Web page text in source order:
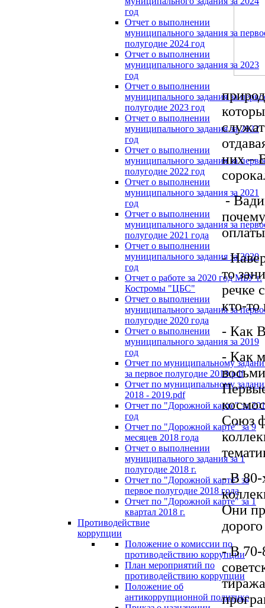
год
Отчет о выполнении
муниципального задания за
полугодие 2024 год
Отчет о выполнении
муниципального задания за 2023
год
Отчет о выполнении
муниципального задания за
полугодие 2023 год
Отчет о выполнении
муниципального задания за 2022
год
Отчет о выполнении
муниципального задания за
полугодие 2022 год
Отчет о выполнении
муниципального задания за 2021
год
Отчет о выполнении
муниципального задания за
полугодие 2021 года
Отчет о выполнении
муниципального задания за 2020
год
Отчет о работе за 2020 год МБУ г.
Костромы "ЦБС"
Отчет о выполнении
муниципального задания за
полугодие 2020 года
Отчет о выполнении
муниципального задания за 2019
год
Отчет по муниципальному
за первое полугодие 2019.pdf
Отчет по муниципальному
2018 - 2019.pdf
Отчет по "Дорожной карте" за
год
Отчет по "Дорожной карте" за 9
месяцев 2018 года
Отчет о выполнении
муниципального задания за 1
полугодие 2018 г.
Отчет по "Дорожной карте" за
первое полугодие 2018 года
Отчет по "Дорожной карте" за 1
квартал 2018 г.
Противодействие
коррупции
Положение о комиссии по
противодействию коррупции
План мероприятий по
противодействию коррупции
Положение об
антикоррупционной политике
них –
-
-
то
речке
кто-то
- Как
- Как
Союз
- В 80-
Они
- В 70-